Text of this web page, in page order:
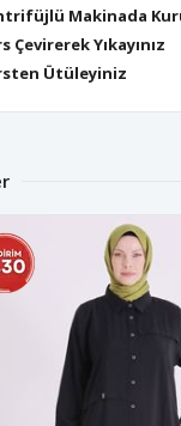
Makinada
Çevirerek Yıkayınız
Ütüleyiniz